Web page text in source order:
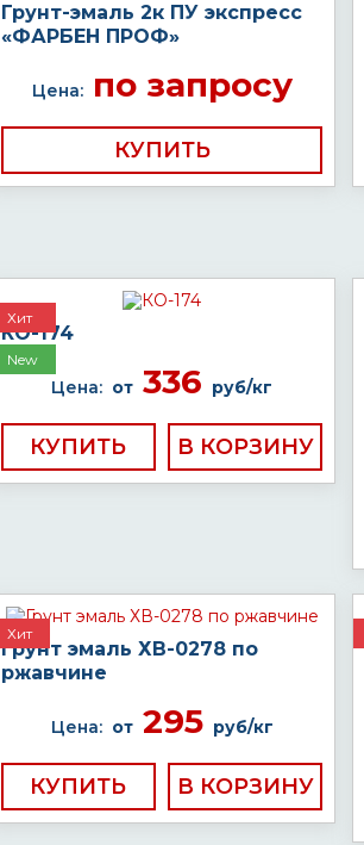
Грунт-эмаль 2к ПУ экспресс
«ФАРБЕН ПРОФ»
Цена:по запросу
КУПИТЬ
Хит
New
КО-174
Цена: от 336 руб/кг
КУПИТЬ
Хит
Грунт эмаль ХВ-0278 по
ржавчине
Цена: от295 руб/кг
КУПИТЬ